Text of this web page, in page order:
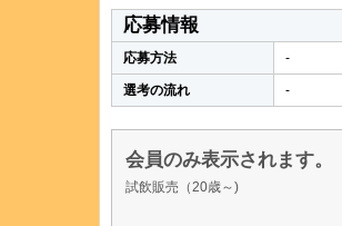
応募情報
応募方法 -
選考の流れ -
会員のみ表示されます。
試飲販売（20歳～)